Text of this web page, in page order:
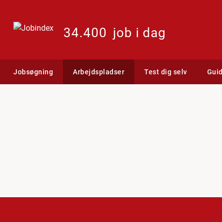
34.400 job i dag
Jobsøgning Arbejdspladser Test dig selv